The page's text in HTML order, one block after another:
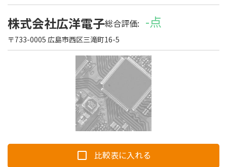
株式会社広洋電子総合評価: -点
〒733-0005 広島市西区三滝町16-5
比較表に入れる